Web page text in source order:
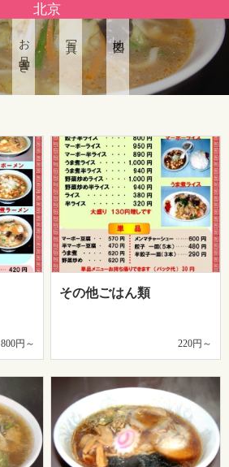
北京
お品書き
800円～
その他ごはん類
220円～